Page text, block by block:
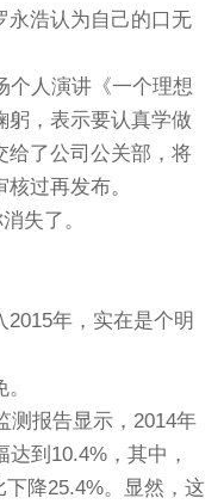
永浩认为自己的口无
个人演讲《一个理想
躬，表示要认真学做
给了公司公关部，将
过再发布。
失了。
年，实在是个明
测报告显示，2014年
到10.4%，其中，
降25.4%。显然，这